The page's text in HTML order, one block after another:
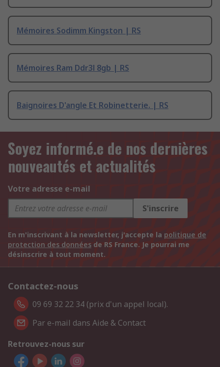
Mémoires Sodimm Kingston | RS
Mémoires Ram Ddr3l 8gb | RS
Baignoires D'angle Et Robinetterie. | RS
Soyez informé.e de nos dernières
nouveautés et actualités
Votre adresse e-mail
S'inscrire
En m'inscrivant à la newsletter, j'accepte la politique de
protection des données de RS France. Je pourrai me
désinscrire à tout moment.
Contactez-nous
09 69 32 22 34 (prix d'un appel local).
Par e-mail dans Aide & Contact
Retrouvez-nous sur